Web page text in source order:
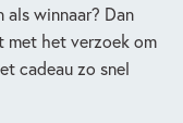
winnaar? Dan
met het verzoek om
cadeau zo snel